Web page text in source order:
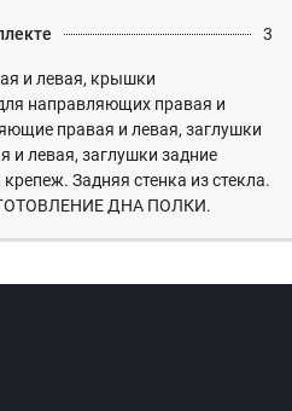
3
и левая, крышки
направляющих правая и
правая и левая, заглушки
и левая, заглушки задние
Задняя стенка из стекла.
ДНА ПОЛКИ.